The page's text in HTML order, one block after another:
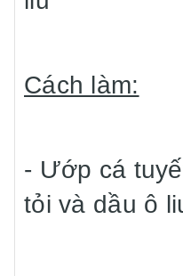
Cách làm:
- Ướp cá
tỏi và dầu ô